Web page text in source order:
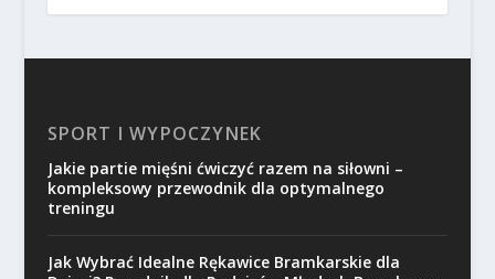
SPORT I WYPOCZYNEK
Jakie partie mięśni ćwiczyć razem na siłowni –
kompleksowy przewodnik dla optymalnego
treningu
Jak Wybrać Idealne Rękawice Bramkarskie dla